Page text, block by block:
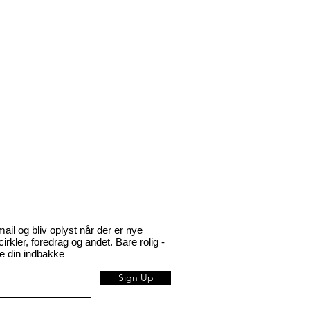
og bliv oplyst når der er nye
foredrag og andet. Bare rolig -
din indbakke
Sign Up